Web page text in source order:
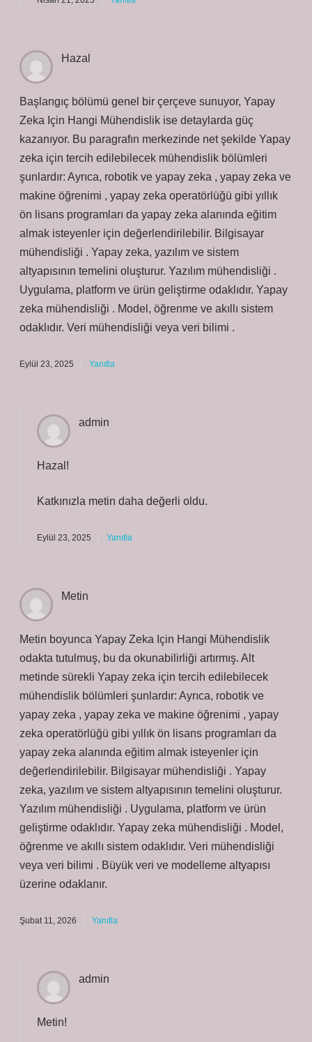
Hazal
Başlangıç bölümü genel bir çerçeve sunuyor, Yapay
Zeka Için Hangi Mühendislik ise detaylarda güç
kazanıyor. Bu paragrafın merkezinde net şekilde Yapay
zeka için tercih edilebilecek mühendislik bölümleri
şunlardır: Ayrıca, robotik ve yapay zeka , yapay zeka ve
makine öğrenimi , yapay zeka operatörlüğü gibi yıllık
ön lisans programları da yapay zeka alanında eğitim
almak isteyenler için değerlendirilebilir. Bilgisayar
mühendisliği . Yapay zeka, yazılım ve sistem
altyapısının temelini oluşturur. Yazılım mühendisliği .
Uygulama, platform ve ürün geliştirme odaklıdır. Yapay
zeka mühendisliği . Model, öğrenme ve akıllı sistem
odaklıdır. Veri mühendisliği veya veri bilimi .
Eylül 23, 2025 Yanıtla
admin
Hazal!
Katkınızla metin daha değerli oldu.
Eylül 23, 2025 Yanıtla
Metin
Metin boyunca Yapay Zeka Için Hangi Mühendislik
odakta tutulmuş, bu da okunabilirliği artırmış. Alt
metinde sürekli Yapay zeka için tercih edilebilecek
mühendislik bölümleri şunlardır: Ayrıca, robotik ve
yapay zeka , yapay zeka ve makine öğrenimi , yapay
zeka operatörlüğü gibi yıllık ön lisans programları da
yapay zeka alanında eğitim almak isteyenler için
değerlendirilebilir. Bilgisayar mühendisliği . Yapay
zeka, yazılım ve sistem altyapısının temelini oluşturur.
Yazılım mühendisliği . Uygulama, platform ve ürün
geliştirme odaklıdır. Yapay zeka mühendisliği . Model,
öğrenme ve akıllı sistem odaklıdır. Veri mühendisliği
veya veri bilimi . Büyük veri ve modelleme altyapısı
üzerine odaklanır.
Şubat 11, 2026 Yanıtla
admin
Metin!